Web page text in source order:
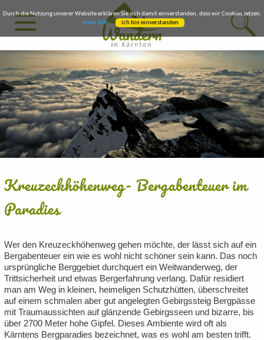
Durch die Nutzung unserer Website erklären Sie sich damit einverstanden, dass wir Cookies setzen.
mehr Info
ich bin einverstanden
Kreuzeckhöhenweg- Bergabenteuer im
Paradies
Wer den Kreuzeckhöhenweg gehen möchte, der lässt sich auf ein
Bergabenteuer ein wie es wohl nicht schöner sein kann. Das noch
ursprüngliche Berggebiet durchquert ein Weitwanderweg, der
Trittsicherheit und etwas Bergerfahrung verlang. Dafür residiert
man am Weg in kleinen, heimeligen Schutzhütten, überschreitet
auf einem schmalen aber gut angelegten Gebirgssteig Bergpässe
mit Traumaussichten auf glänzende Gebirgsseen und bizarre, bis
über 2700 Meter hohe Gipfel. Dieses Ambiente wird oft als
Kärntens Bergparadies bezeichnet, was es wohl am besten trifft.